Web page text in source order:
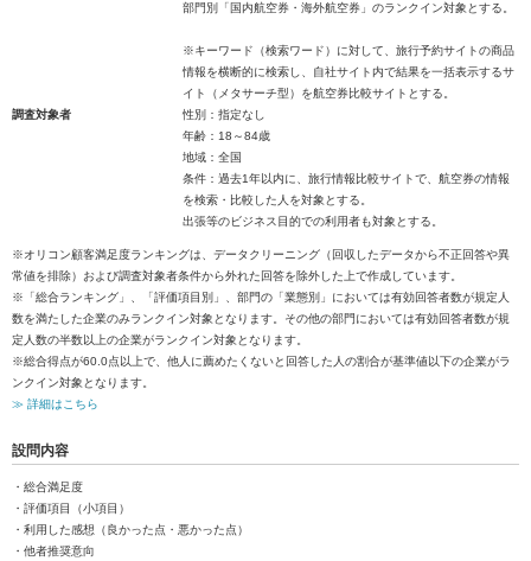
部門別「国内航空券・海外航空券」のランクイン対象とする。
※キーワード（検索ワード）に対して、旅行予約サイトの商品
情報を横断的に検索し、自社サイト内で結果を一括表示するサ
イト（メタサーチ型）を航空券比較サイトとする。
調査対象者
性別：指定なし
年齢：18～84歳
地域：全国
条件：過去1年以内に、旅行情報比較サイトで、航空券の情報
を検索・比較した人を対象とする。
出張等のビジネス目的での利用者も対象とする。
※オリコン顧客満足度ランキングは、データクリーニング（回収したデータから不正回答や異
常値を排除）および調査対象者条件から外れた回答を除外した上で作成しています。
※「総合ランキング」、「評価項目別」、部門の「業態別」においては有効回答者数が規定人
数を満たした企業のみランクイン対象となります。その他の部門においては有効回答者数が規
定人数の半数以上の企業がランクイン対象となります。
※総合得点が60.0点以上で、他人に薦めたくないと回答した人の割合が基準値以下の企業がラ
ンクイン対象となります。
≫ 詳細はこちら
設問内容
・総合満足度
・評価項目（小項目）
・利用した感想（良かった点・悪かった点）
・他者推奨意向